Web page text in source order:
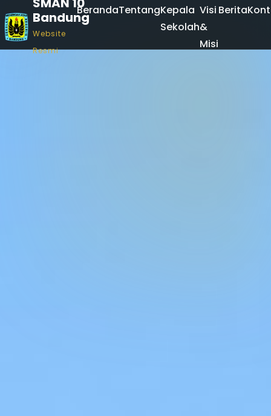
Bandung
Website
Resmi
BerandaTentangKepala
Sekolah
Visi
&
Misi
Berita